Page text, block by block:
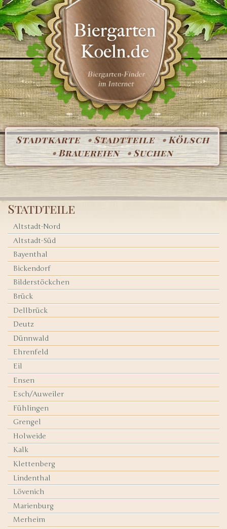
Stadtkarte Stadtteile
Kölsch
Brauereien
Suchen
Statdteile
Altstadt-Nord
Altstadt-Süd
Bayenthal
Bickendorf
Bilderstöckchen
Brück
Dellbrück
Deutz
Dünnwald
Ehrenfeld
Eil
Ensen
Esch/Auweiler
Fühlingen
Grengel
Holweide
Kalk
Klettenberg
Lindenthal
Lövenich
Marienburg
Merheim